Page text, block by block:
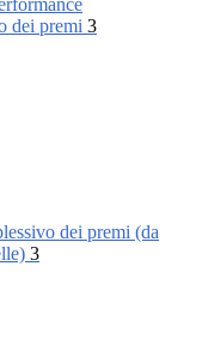
dei premi 3
dei premi (da
3